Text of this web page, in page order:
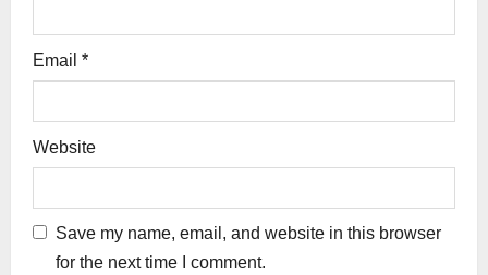
Email *
Website
Save my name, email, and website in this browser
for the next time I comment.